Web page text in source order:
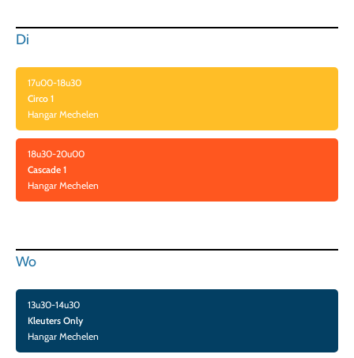
Di
17u00-18u30
Circo 1
Hangar Mechelen
18u30-20u00
Cascade 1
Hangar Mechelen
Wo
13u30-14u30
Kleuters Only
Hangar Mechelen